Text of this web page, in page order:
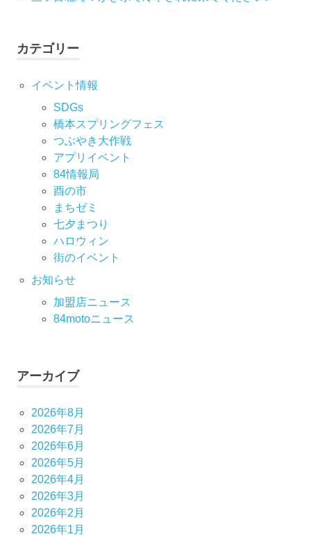
カテゴリー
イベント情報
SDGs
橋本スプリングフェス
つぶやき大作戦
アプリイベント
84情報局
酉の市
まちゼミ
七⼣まつり
ハロウィン
街のイベント
お知らせ
加盟店ニュース
84motoニュース
アーカイブ
2026年8月
2026年7月
2026年6月
2026年5月
2026年4月
2026年3月
2026年2月
2026年1月